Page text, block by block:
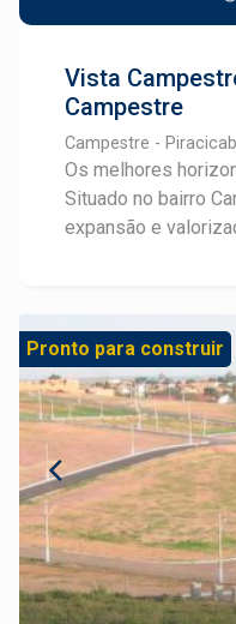
Vista
Campestre
Campestre -
Os melhores
Situado no bairro
expansão e
imóveis com
da cidade e fácil
através da Avenida
infraestrutura
água, esgoto,
guias americanas.
área verde que
Pronto para construir